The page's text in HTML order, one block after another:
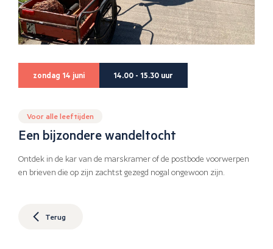
zondag 14 juni 14.00 - 15.30 uur
Voor alle leeftijden
Een bijzondere wandeltocht
Ontdek in de kar van de marskramer of de postbode voorwerpen
en brieven die op zijn zachtst gezegd nogal ongewoon zijn.
Terug